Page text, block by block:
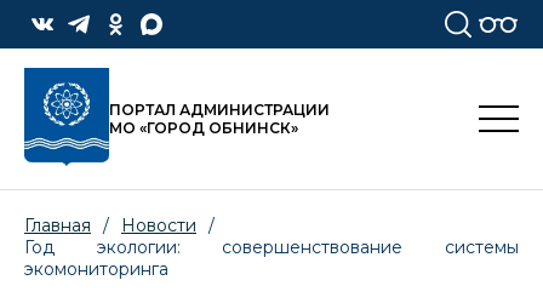
ПОРТАЛ АДМИНИСТРАЦИИ
МО «ГОРОД ОБНИНСК»
Главная / Новости
/
Год экологии: совершенствование системы
экомониторинга